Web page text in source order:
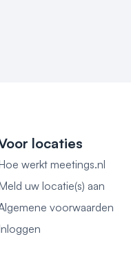
locaties
werkt meetings.nl
uw locatie(s) aan
voorwaarden